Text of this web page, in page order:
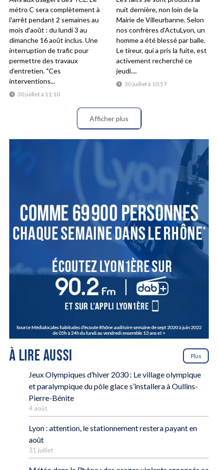
30 juillet à 11:10
métro C sera complètement à
l'arrêt pendant 2 semaines au
mois d'août : du lundi 3 au
dimanche 16 août inclus. Une
interruption de trafic pour
permettre des travaux
d'entretien. "Ces
interventions...
30 juillet à 10:57
nuit dernière, non loin de la
Mairie de Villeurbanne. Selon
nos confrères d'ActuLyon, un
homme a été blessé par balle.
Le tireur, qui a pris la fuite, est
activement recherché ce
jeudi....
Afficher plus
À LIRE AUSSI Plus
Jeux Olympiques d’hiver 2030 : Le village olympique
et paralympique du pôle glace s’installera à Oullins-
Pierre-Bénite
4 août
Lyon : attention, le stationnement restera payant en
août
31 juillet